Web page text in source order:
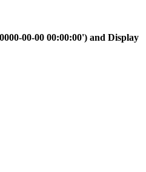
00-00 00:00:00') and Display